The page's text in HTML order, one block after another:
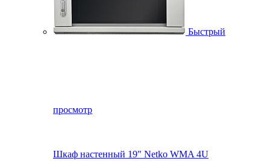
Быстрый
просмотр
Шкаф настенный 19″ Netko WMA 4U